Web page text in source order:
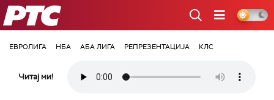
РТС
ЕВРОЛИГА НБА АБА ЛИГА РЕПРЕЗЕНТАЦИЈА КЛС
Читај ми!